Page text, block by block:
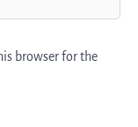
browser for the